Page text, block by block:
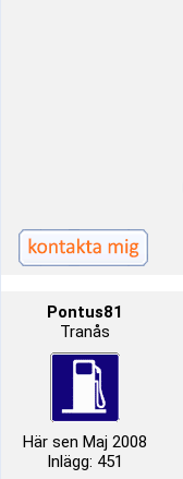
Pontus81
Tranås
Här sen Maj 2008
Inlägg: 451